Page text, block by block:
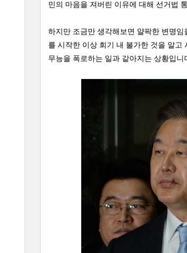
민의 마음을 져버린 이유에 대해 선거법
하지만 조금만 생각해보면 얄팍한 변명
를 시작한 이상 회기 내 불가한 것을 알고
무능을 폭로하는 일과 같아지는 상황입니